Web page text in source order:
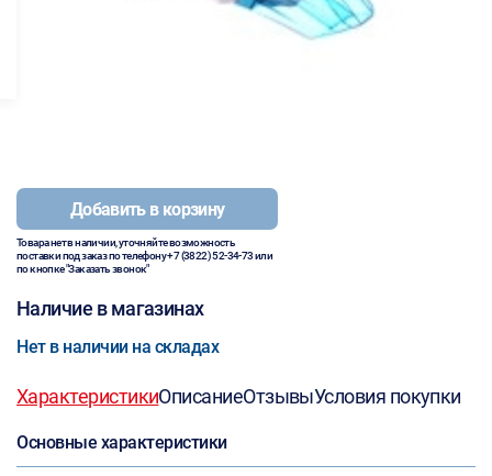
Добавить в корзину
Товара нет в наличии, уточняйте возможность
поставки под заказ по телефону+7 (3822) 52-34-73или
по кнопке "Заказать звонок"
Наличие в магазинах
Нет в наличии на складах
ХарактеристикиОписаниеОтзывыУсловия покупки
Основные характеристики